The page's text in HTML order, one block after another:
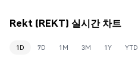
Rekt (REKT) 실시간 차트
1D 7D 1M 3M 1Y YTD